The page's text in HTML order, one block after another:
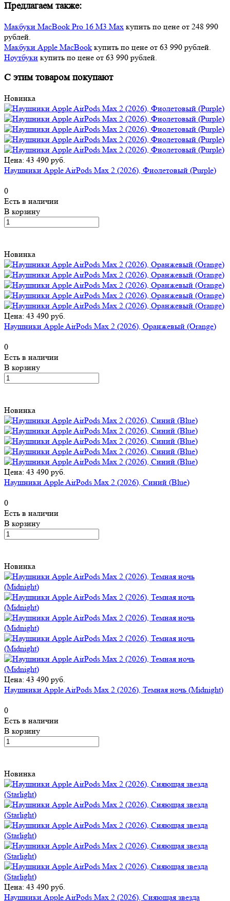
Предлагаем также:
Макбуки MacBook Pro 16 M3 Max купить по цене от 248 990
рублей.
Макбуки Apple MacBook купить по цене от 63 990 рублей.
Ноутбуки купить по цене от 63 990 рублей.
С этим товаром покупают
Новинка
Цена: 43 490 руб.
Наушники Apple AirPods Max 2 (2026), Фиолетовый (Purple)
0
Есть в наличии
В корзину
Новинка
Цена: 43 490 руб.
Наушники Apple AirPods Max 2 (2026), Оранжевый (Orange)
0
Есть в наличии
В корзину
Новинка
Цена: 43 490 руб.
Наушники Apple AirPods Max 2 (2026), Синий (Blue)
0
Есть в наличии
В корзину
Новинка
Цена: 43 490 руб.
Наушники Apple AirPods Max 2 (2026), Темная ночь (Midnight)
0
Есть в наличии
В корзину
Новинка
Цена: 43 490 руб.
Наушники Apple AirPods Max 2 (2026), Сияющая звезда